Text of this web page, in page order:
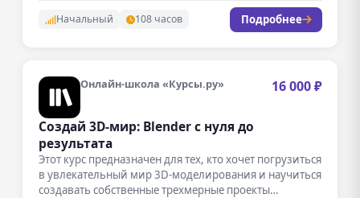
Начальный 108 часов Подробнее
Онлайн-школа «Курсы.ру» 16 000 ₽
Создай 3D-мир: Blender с нуля до
результата
Этот курс предназначен для тех, кто хочет погрузиться
в увлекательный мир 3D-моделирования и научиться
создавать собственные трехмерные проекты…